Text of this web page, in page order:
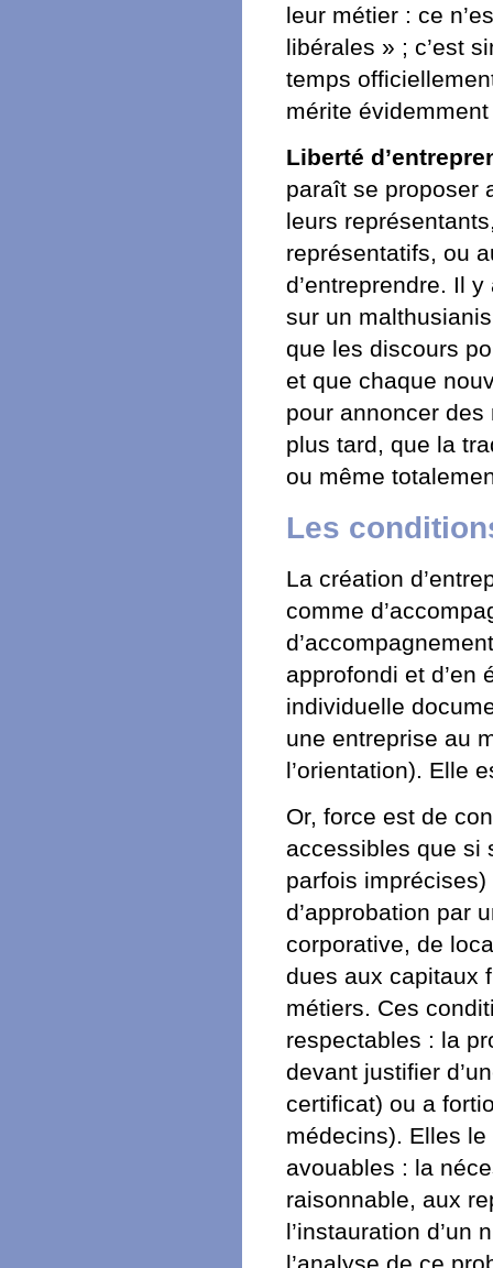
leur métier : ce
libérales » ; c’est
temps
mérite évidemment
Liberté
paraît se proposer
leurs
représentatifs, ou
d’entreprendre. Il
sur un
que les discours
et que chaque
pour annoncer des
plus tard, que la
ou même
Les
La création
comme
approfondi et d’en
individuelle
une entreprise au
l’orientation). Elle
Or, force est de
accessibles que si
parfois
d’approbation par
corporative, de
dues aux capitaux
métiers. Ces
respectables : la
devant justifier
certificat) ou a
médecins). Elles
avouables : la
raisonnable, aux
l’instauration d’un